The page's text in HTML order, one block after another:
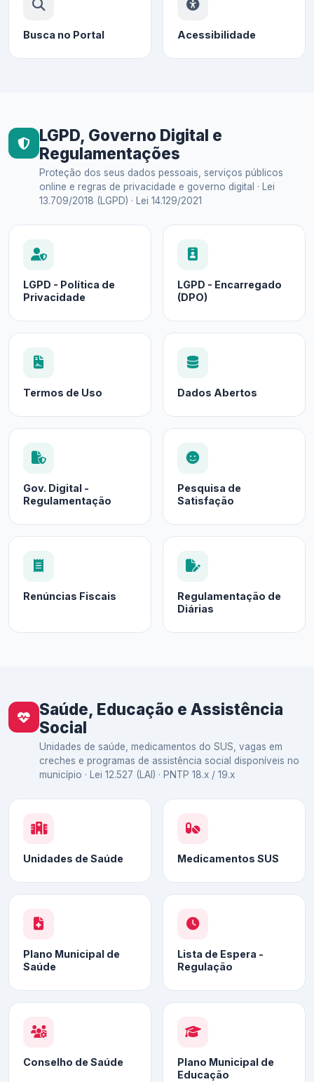
Busca no Portal Acessibilidade
LGPD, Governo Digital e
Regulamentações
Proteção dos seus dados pessoais, serviços públicos
online e regras de privacidade e governo digital · Lei
13.709/2018 (LGPD) · Lei 14.129/2021
LGPD - Política de
Privacidade
LGPD - Encarregado
(DPO)
Termos de Uso Dados Abertos
Gov. Digital -
Regulamentação
Pesquisa de
Satisfação
Renúncias Fiscais
Regulamentação de
Diárias
Saúde, Educação e Assistência
Social
Unidades de saúde, medicamentos do SUS, vagas em
creches e programas de assistência social disponíveis no
município · Lei 12.527 (LAI) · PNTP 18.x / 19.x
Unidades de Saúde Medicamentos SUS
Plano Municipal de
Saúde
Lista de Espera -
Regulação
Conselho de Saúde
Plano Municipal de
Educação